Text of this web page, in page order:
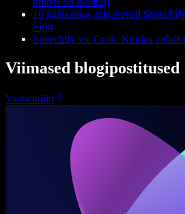
10 häälkäsku, mis teevad
Sirid
Speechify vs. Grok: Kuidas
Viimased blogipostitused
Vaata kõiki